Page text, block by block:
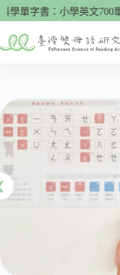
跳
主
字書：小學英文700單🌟